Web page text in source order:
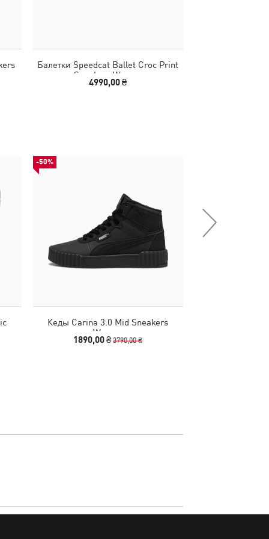
Балетки Speedcat Ballet Croc Print
Sneakers Women
4990,00 ₴
-50%
Кеды Carina 3.0 Mid Sneakers
Women
1890,00 ₴3790,00 ₴